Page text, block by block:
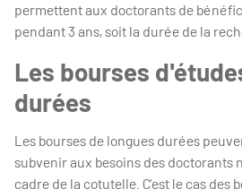
permettent aux doctorants de
pendant 3 ans, soit la durée de la
Les bourses
durées
Les bourses de longues durées
subvenir aux besoins des doctorants
cadre de la cotutelle. C’est le cas des